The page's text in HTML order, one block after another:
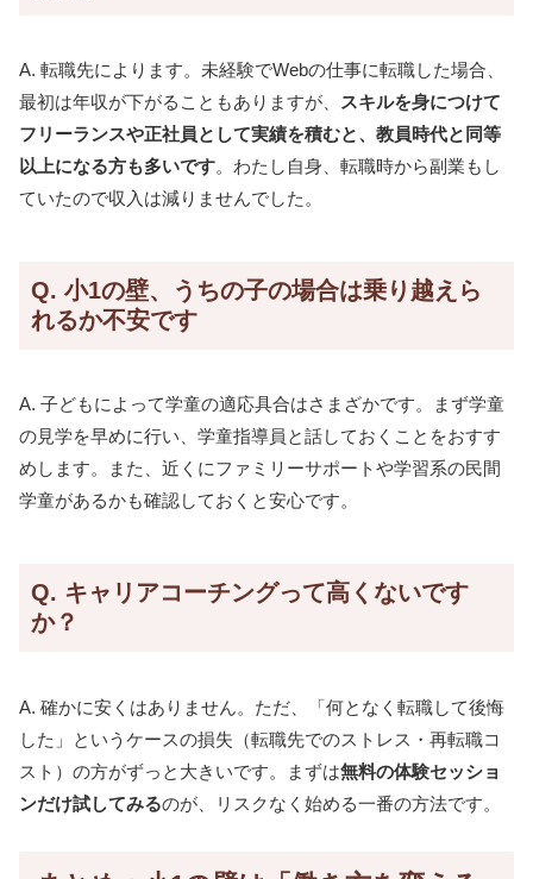
A. 転職先によります。未経験でWebの仕事に転職した場合、
最初は年収が下がることもありますが、
スキルを身につけて
フリーランスや正社員として実績を積むと、教員時代と同等
以上になる方も多いです。わたし自身、転職時から副業もし
ていたので収入は減りませんでした。
Q. 小1の壁、うちの子の場合は乗り越えら
れるか不安です
A. 子どもによって学童の適応具合はさまざかです。まず学童
の見学を早めに行い、学童指導員と話しておくことをおすす
めします。また、近くにファミリーサポートや学習系の民間
学童があるかも確認しておくと安心です。
Q. キャリアコーチングって高くないです
か？
A. 確かに安くはありません。ただ、「何となく転職して後悔
した」というケースの損失（転職先でのストレス・再転職コ
スト）の方がずっと大きいです。まずは無料の体験セッショ
ンだけ試してみるのが、リスクなく始める一番の方法です。